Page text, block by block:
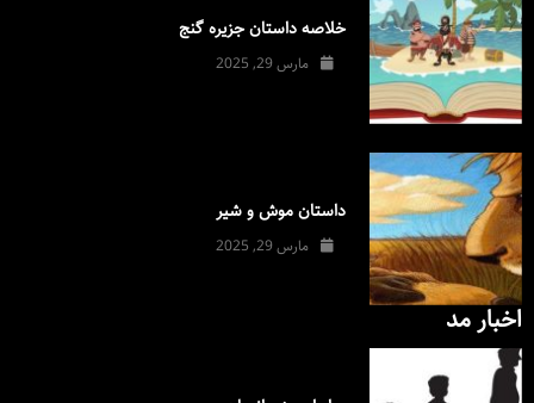
خلاصه داستان جزیره گنج
مارس 29, 2025
داستان موش و شیر
مارس 29, 2025
اخبار مد